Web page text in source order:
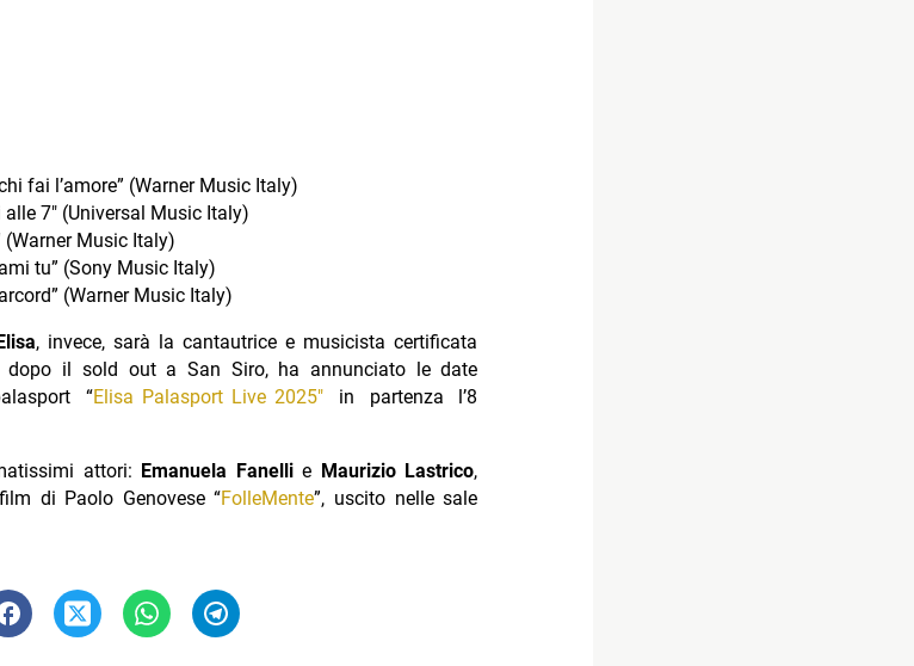
fai l’amore” (Warner Music Italy)
7″ (Universal Music Italy)
(Warner Music Italy)
tu” (Sony Music Italy)
(Warner Music Italy)
, invece, sarà la cantautrice e musicista certificata
dopo il sold out a San Siro, ha annunciato le date
“Elisa Palasport Live 2025″in partenza l’8
attori: Emanuela Fanellie Maurizio Lastrico,
di Paolo Genovese “FolleMente”, uscito nelle sale